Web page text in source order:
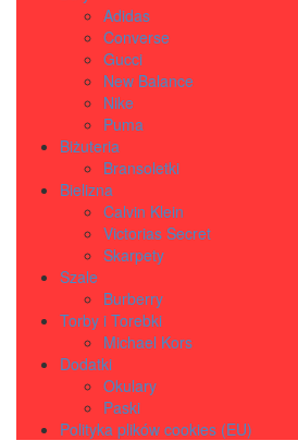
Adidas
Converse
Gucci
New Balance
Nike
Puma
Biżuteria
Bransoletki
Bielizna
Calvin Klein
Victorias Secret
Skarpety
Szale
Burberry
Torby i Torebki
Michael Kors
Dodatki
Okulary
Paski
Polityka plików cookies (EU)